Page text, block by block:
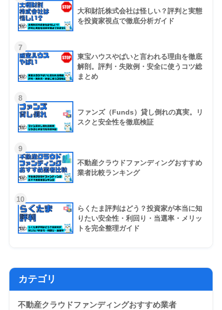
大和財託株式会社は怪しい？評判と実態
を投資家視点で徹底分析ガイド
7
東宝ハウスやばいと言われる理由を徹底
解剖。評判・失敗例・安全に使うコツ総
まとめ
8
ファンズ（Funds）貸し倒れの真実。リ
スクと安全性を徹底検証
9
不動産クラウドファンディングおすすめ
業者比較ランキング
10
らくたま評判はどう？投資家が本当に知
りたい安全性・利回り・当選率・メリッ
トを完全整理ガイド
カテゴリ
不動産クラウドファンディングおすすめ業者